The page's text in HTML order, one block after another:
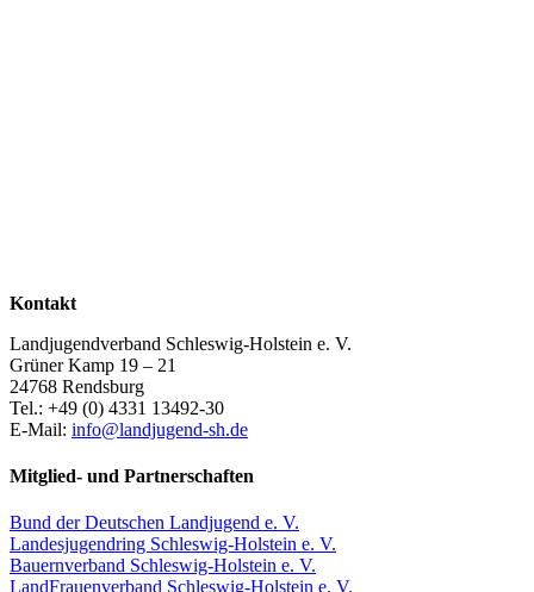
Kontakt
Landjugendverband Schleswig-Holstein e. V.
Grüner Kamp 19 – 21
24768 Rendsburg
Tel.: +49 (0) 4331 13492-30
E-Mail: info@landjugend-sh.de
Mitglied- und Partnerschaften
Bund der Deutschen Landjugend e. V.
Landesjugendring Schleswig-Holstein e. V.
Bauernverband Schleswig-Holstein e. V.
LandFrauenverband Schleswig-Holstein e. V.